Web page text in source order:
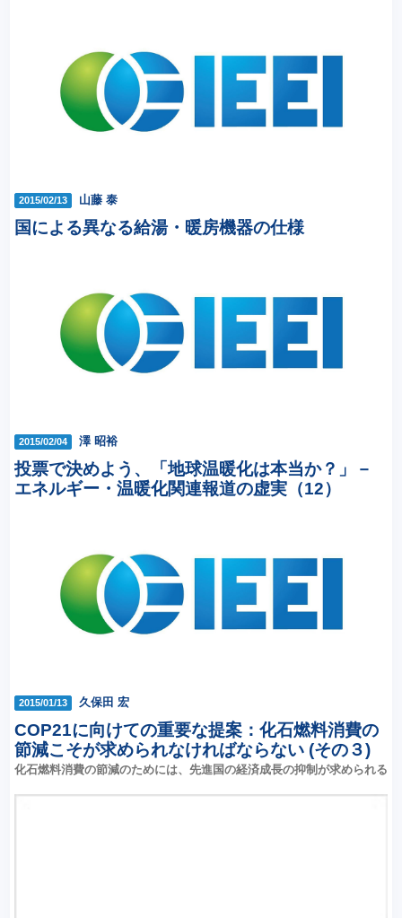
2015/02/13 山藤 泰
国による異なる給湯・暖房機器の仕様
2015/02/04 澤 昭裕
投票で決めよう、「地球温暖化は本当か？」－
エネルギー・温暖化関連報道の虚実（12）
2015/01/13 久保田 宏
COP21に向けての重要な提案：化石燃料消費の
節減こそが求められなければならない (その３)
化石燃料消費の節減のためには、先進国の経済成長の抑制が求められる